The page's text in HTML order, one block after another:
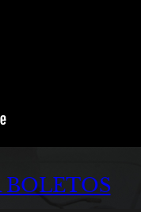
BOLETOS